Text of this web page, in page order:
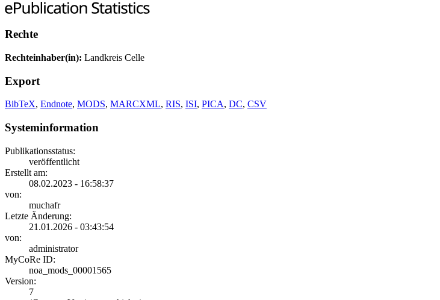
Rechte
Rechteinhaber(in): Landkreis Celle
Export
BibTeX, Endnote, MODS, MARCXML, RIS, ISI, PICA, DC, CSV
Systeminformation
Publikationsstatus:
veröffentlicht
Erstellt am:
08.02.2023 - 16:58:37
von:
muchafr
Letzte Änderung:
21.01.2026 - 03:43:54
von:
administrator
MyCoRe ID:
noa_mods_00001565
Version:
7